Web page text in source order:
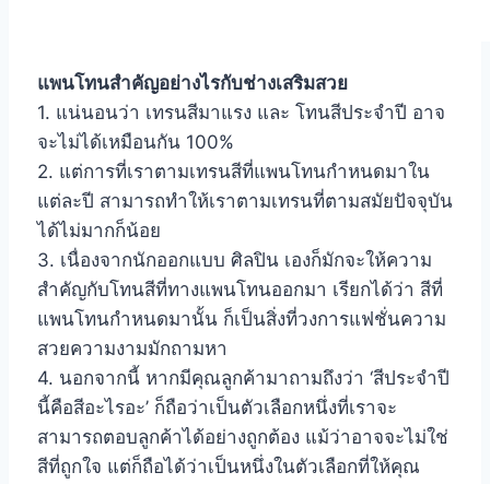
แพนโทนสำคัญอย่างไรกับช่างเสริมสวย
1. แน่นอนว่า เทรนสีมาแรง และ โทนสีประจำปี อาจ
จะไม่ได้เหมือนกัน 100%
2. แต่การที่เราตามเทรนสีที่แพนโทนกำหนดมาใน
แต่ละปี สามารถทำให้เราตามเทรนที่ตามสมัยปัจจุบัน
ได้ไม่มากก็น้อย
3. เนื่องจากนักออกแบบ ศิลปิน เองก็มักจะให้ความ
สำคัญกับโทนสีที่ทางแพนโทนออกมา เรียกได้ว่า สีที่
แพนโทนกำหนดมานั้น ก็เป็นสิ่งที่วงการแฟชั่นความ
สวยความงามมักถามหา
4. นอกจากนี้ หากมีคุณลูกค้ามาถามถึงว่า ‘สีประจำปี
นี้คือสีอะไรอะ’ ก็ถือว่าเป็นตัวเลือกหนึ่งที่เราจะ
สามารถตอบลูกค้าได้อย่างถูกต้อง แม้ว่าอาจจะไม่ใช่
สีที่ถูกใจ แต่ก็ถือได้ว่าเป็นหนึ่งในตัวเลือกที่ให้คุณ